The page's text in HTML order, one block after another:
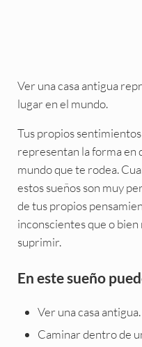
Ver una casa antigua
lugar en el mundo.
Tus propios
representan la forma en
mundo que te rodea.
estos sueños son muy
de tus propios
inconscientes que o
suprimir.
En este sueño
Ver una casa antigua.
Caminar dentro de